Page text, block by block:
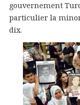
gouvernement
particulier la
dix.